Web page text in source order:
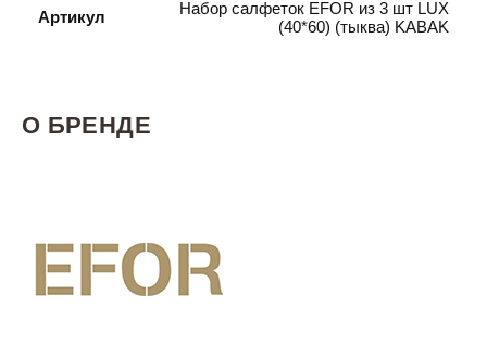
Артикул
Набор салфеток EFOR из 3 шт LUX
(40*60) (тыква) KABAK
О БРЕНДЕ